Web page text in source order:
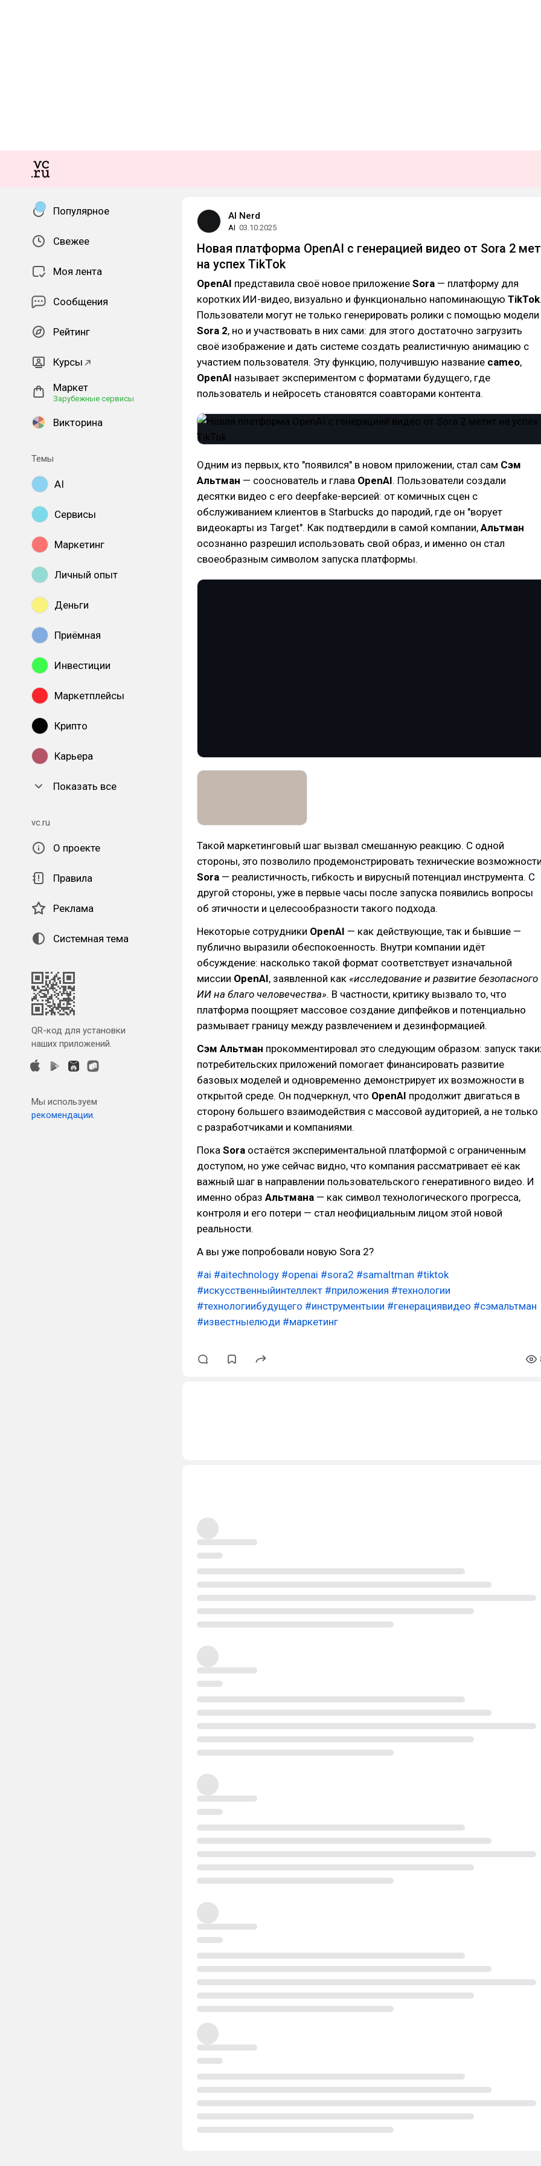
Популярное
Свежее
Моя лента
Сообщения
Рейтинг
Курсы
Маркет
Зарубежные сервисы
Викторина
Темы
AI
Сервисы
Маркетинг
Личный опыт
Деньги
Приёмная
Инвестиции
Маркетплейсы
Крипто
Карьера
Показать все
vc.ru
О проекте
Правила
Реклама
Системная тема
QR-код для установки
наших приложений.
Мы используем
рекомендации.
AI Nerd
AI 03.10.2025
Новая платформа OpenAI с генерацией видео от Sora 2
на успех TikTok
OpenAI представила своё новое приложение Sora — платформу для
коротких ИИ-видео, визуально и функционально напоминающую TikTok
Пользователи могут не только генерировать ролики с помощью модели
Sora 2, но и участвовать в них сами: для этого достаточно загрузить
своё изображение и дать системе создать реалистичную анимацию с
участием пользователя. Эту функцию, получившую название cameo,
OpenAI называет экспериментом с форматами будущего, где
пользователь и нейросеть становятся соавторами контента.
Одним из первых, кто "появился" в новом приложении, стал сам Сэм
Альтман — сооснователь и глава OpenAI. Пользователи создали
десятки видео с его deepfake-версией: от комичных сцен с
обслуживанием клиентов в Starbucks до пародий, где он "ворует
видеокарты из Target". Как подтвердили в самой компании, Альтман
осознанно разрешил использовать свой образ, и именно он стал
своеобразным символом запуска платформы.
Такой маркетинговый шаг вызвал смешанную реакцию. С одной
стороны, это позволило продемонстрировать технические
Sora — реалистичность, гибкость и вирусный потенциал инструмента. С
другой стороны, уже в первые часы после запуска появились вопросы
об этичности и целесообразности такого подхода.
Некоторые сотрудники OpenAI — как действующие, так и бывшие —
публично выразили обеспокоенность. Внутри компании идёт
обсуждение: насколько такой формат соответствует изначальной
миссии OpenAI, заявленной как «исследование и развитие безопасного
ИИ на благо человечества». В частности, критику вызвало то, что
платформа поощряет массовое создание дипфейков и потенциально
размывает границу между развлечением и дезинформацией.
Сэм Альтман прокомментировал это следующим образом: запуск
потребительских приложений помогает финансировать развитие
базовых моделей и одновременно демонстрирует их возможности в
открытой среде. Он подчеркнул, что OpenAI продолжит двигаться в
сторону большего взаимодействия с массовой аудиторией, а не только
с разработчиками и компаниями.
Пока Sora остаётся экспериментальной платформой с ограниченным
доступом, но уже сейчас видно, что компания рассматривает её как
важный шаг в направлении пользовательского генеративного видео. И
именно образ Альтмана — как символ технологического прогресса,
контроля и его потери — стал неофициальным лицом этой новой
реальности.
А вы уже попробовали новую Sora 2?
#ai #aitechnology #openai #sora2 #samaltman #tiktok
#искусственныйинтеллект #приложения #технологии
#технологиибудущего #инструментыии #генерациявидео #сэмальтман
#известныелюди #маркетинг